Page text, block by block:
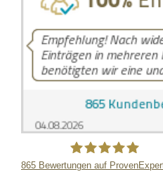
865 Bewertungen auf